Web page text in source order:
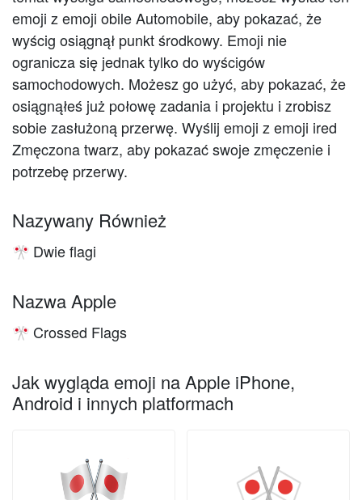
emoji z emoji obile Automobile, aby pokazać, że
wyścig osiągnął punkt środkowy. Emoji nie
ogranicza się jednak tylko do wyścigów
samochodowych. Możesz go użyć, aby pokazać, że
osiągnąłeś już połowę zadania i projektu i zrobisz
sobie zasłużoną przerwę. Wyślij emoji z emoji ired
Zmęczona twarz, aby pokazać swoje zmęczenie i
potrzebę przerwy.
Nazywany Również
🎌 Dwie flagi
Nazwa Apple
🎌 Crossed Flags
Jak wygląda emoji na Apple iPhone,
Android i innych platformach